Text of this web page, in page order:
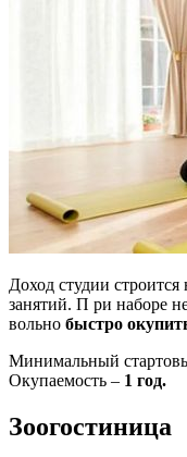
Доход студии
занятий. П ри наборе
вольно быстро
Минимальный
Окупаемость – 1 год.
Зоогостиница